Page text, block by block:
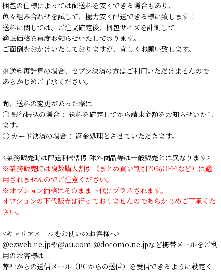
梱包の仕様によっては配送料を安くできる場合もあり、
色々組み合わせを試して、極力安く配送できる様に致します！
送料に関しては、ご注文確定後、梱包サイズを計測して
適正価格を再度お知らせいたしております。
ご面倒をおかけいたしておりますが、宜しくお願い致します。
※送料再計算の場合、セブン決済の方はご利用いただけませんので
あらかじめご了承ください。
尚、送料の変更があった際は
○ 銀行振込の場合： 送料を確定してから請求金額をお知らせいたし
ます。
○ カード決済の場合： 返金処理とさせていただきます。
<業務販売時は配送料や割引除外商品等は一般販売とは異なります>
※業務販売時は複数購入割引（まとめ買い割引20％OFF!など）は適
用されませんのでご注意ください。
※オプション価格はそのまま下代にプラスされます。
オプションの下代販売は行っておりませんのであらかじめご了承くだ
さい。
<キャリアメールをお使いのお客様へ>
@ezweb.ne.jpや@au.com ＠docomo.ne.jpなど携帯メールをご利
用のお客様は
弊社からの送信メール（PCからの送信）を受信できるように設定く